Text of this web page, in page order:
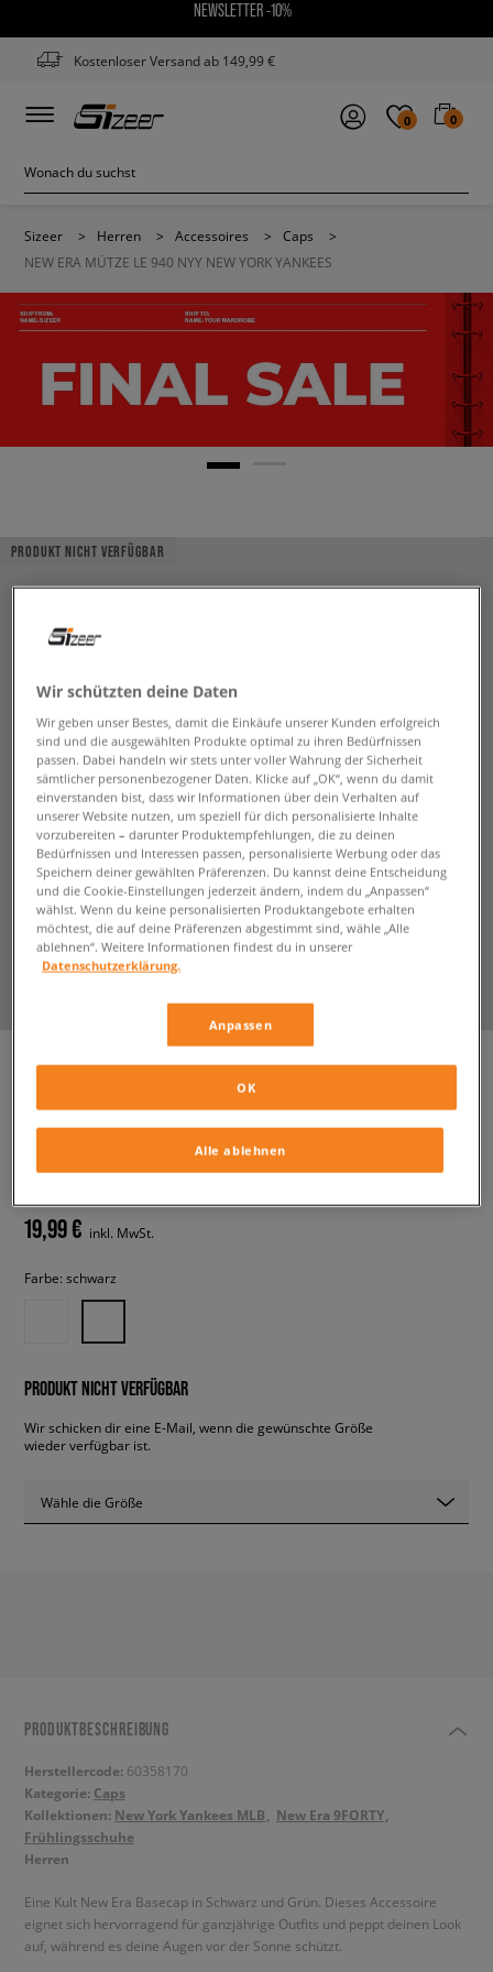
NEWSLETTER -10%
Kostenloser Versand ab 149,99 €
0 0
Sizeer > Herren > Accessoires > Caps
>
NEW ERA MÜTZE LE 940 NYY NEW YORK YANKEES
PRODUKT NICHT VERFÜGBAR
NEW ERA MÜTZE LE 940 NYY
NEW YORK YANKEES
19,99 € inkl. MwSt.
Farbe: schwarz
PRODUKT NICHT VERFÜGBAR
Wir schicken dir eine E-Mail, wenn die gewünschte Größe
wieder verfügbar ist.
Wähle die Größe
PRODUKTBESCHREIBUNG
Herstellercode: 60358170
Kategorie: Caps
Kollektionen: New York Yankees MLB
New Era 9FORTY
Frühlingsschuhe
Herren
Eine Kult New Era Basecap in Schwarz und Grün. Dieses Accessoire
eignet sich hervorragend für ganzjährige Outfits und peppt deinen Look
auf, während es deine Augen vor der Sonne schützt.
Wir schützten deine Daten
Wir geben unser Bestes, damit die Einkäufe unserer Kunden erfolgreich
sind und die ausgewählten Produkte optimal zu ihren Bedürfnissen
passen. Dabei handeln wir stets unter voller Wahrung der Sicherheit
sämtlicher personenbezogener Daten. Klicke auf „OK“, wenn du damit
einverstanden bist, dass wir Informationen über dein Verhalten auf
unserer Website nutzen, um speziell für dich personalisierte Inhalte
vorzubereiten – darunter Produktempfehlungen, die zu deinen
Bedürfnissen und Interessen passen, personalisierte Werbung oder das
Speichern deiner gewählten Präferenzen. Du kannst deine Entscheidung
und die Cookie-Einstellungen jederzeit ändern, indem du „Anpassen“
wählst. Wenn du keine personalisierten Produktangebote erhalten
möchtest, die auf deine Präferenzen abgestimmt sind, wähle „Alle
ablehnen“. Weitere Informationen findest du in unserer
Datenschutzerklärung.
Anpassen
Alle ablehnen
OK